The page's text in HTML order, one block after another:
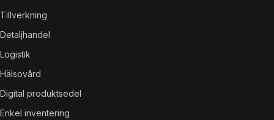
Tillverkning
Detaljhandel
Logistik
Hälsovård
Digital produktsedel
Enkel inventering